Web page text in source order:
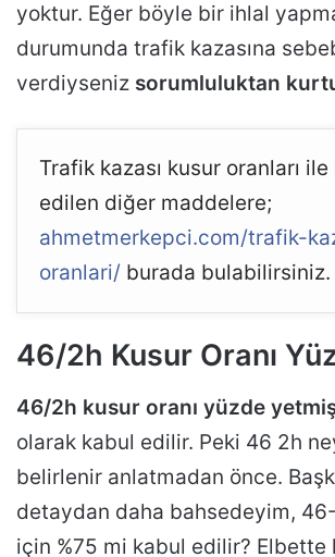
yoktur. Eğer böyle bir ihlal
durumunda trafik kazasına
verdiyseniz sorumluluktan
Trafik kazası kusur oranları
edilen diğer maddelere;
ahmetmerkepci.com/trafik-
oranlari/ burada bulabilirsiniz.
46/2h Kusur Oranı
46/2h kusur oranı yüzde
olarak kabul edilir. Peki 46 2h
belirlenir anlatmadan önce.
detaydan daha bahsedeyim,
için %75 mi kabul edilir? Elbette